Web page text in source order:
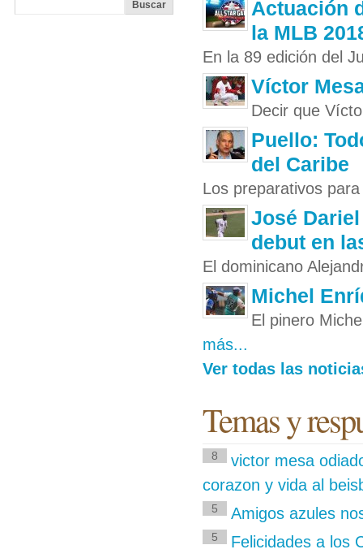
Actuación
la MLB
En la 89 edición del
Víctor
Decir que
Puello:
del Caribe
Los preparativos
José
debut en
El dominicano
Michel
El pinero
más...
Ver todas las
Temas y
8
victor mesa
corazon y vida al
5 Amigos azules
5 Felicidades a los